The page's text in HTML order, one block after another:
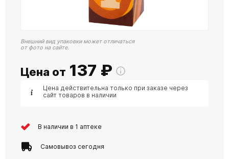
Внешний вид упаковки может отличаться
от фото на сайте.
Цена от 137 ₽
Цена действительна только при заказе через
сайт товаров в наличии
В наличии в 1 аптеке
Самовывоз сегодня